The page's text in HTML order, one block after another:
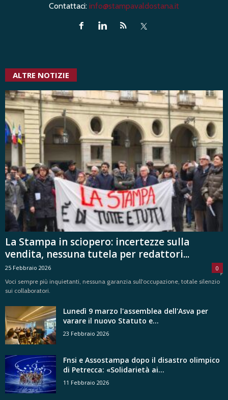
Contattaci: info@stampavaldostana.it
ALTRE NOTIZIE
La Stampa in sciopero: incertezze sulla
vendita, nessuna tutela per redattori...
25 Febbraio 2026
0
Voci sempre più inquietanti, nessuna garanzia sull'occupazione, totale silenzio
sui collaboratori.
Lunedì 9 marzo l'assemblea dell'Asva per
varare il nuovo Statuto e...
23 Febbraio 2026
Fnsi e Assostampa dopo il disastro olimpico
di Petrecca: «Solidarietà ai...
11 Febbraio 2026